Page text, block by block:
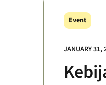
Event
JANUARY 31,